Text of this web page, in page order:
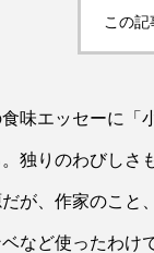
この
味エッセーに「
独りのわびしさ
が、作家のこと
など使ったわけ